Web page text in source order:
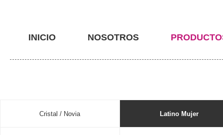
INICIO NOSOTROS
Cristal / Novia Latino Mujer